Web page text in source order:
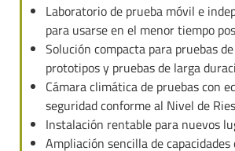
Laboratorio de prueba móvil e
para usarse en el menor tiempo
Solución compacta para pruebas
prototipos y pruebas de larga
Cámara climática de pruebas con
seguridad conforme al Nivel de
Instalación rentable para nuevos
Ampliación sencilla de capacidades